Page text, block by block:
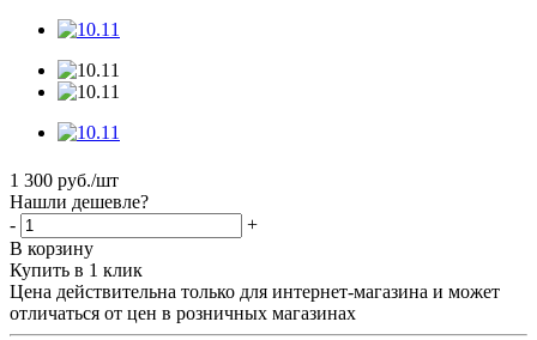
1 300 руб./шт
Нашли дешевле?
-
+
В корзину
Купить в 1 клик
Цена действительна только для интернет-магазина и может
отличаться от цен в розничных магазинах